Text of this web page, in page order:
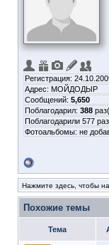
Регистрация:
Адрес: МОЙДОДЫР
Сообщений: 5,650
Поблагодарил: 388
Поблагодарили 577
Фотоальбомы: не
Нажмите здесь, чтобы
Похожие темы
Тема